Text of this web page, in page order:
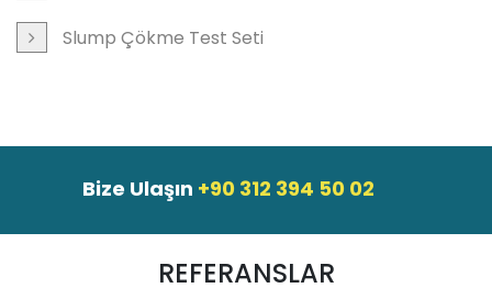
Slump Çökme Test Seti
Bize Ulaşın +90 312 394 50 02
REFERANSLAR